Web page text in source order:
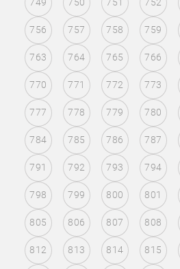
749 750 751 752
756 757 758 759
763 764 765 766
770 771 772 773
777 778 779 780
784 785 786 787
791 792 793 794
798 799 800 801
805 806 807 808
812 813 814 815